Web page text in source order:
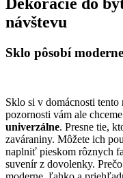
návštevu
Sklo pôsobí
Sklo si v domácnosti
pozornosti vám ale
univerzálne. Presne tie,
zaváraniny. Môžete ich
naplniť pieskom rôznych
suvenír z dovolenky.